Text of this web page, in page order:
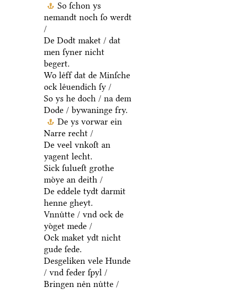
So ſchon ys
nemandt noch ſo werdt
/
De Dodt maket / dat
men ſyner nicht
begert.
Wo leͤff dat de Minſche
ock leͤuendich ſy /
So ys he doch / na dem
Dode / bywaninge fry.
De ys vorwar ein
Narre recht /
De veel vnkoſt an
yagent lecht.
Sick ſulueſt grothe
moͤye an deith /
De eddele tydt darmit
henne gheyt.
Vnnuͤtte / vnd ock de
yoͤget mede /
Ock maket ydt nicht
gude ſede.
Desgeliken vele Hunde
/ vnd feder ſpyl /
Bringen neͤn nuͤtte /